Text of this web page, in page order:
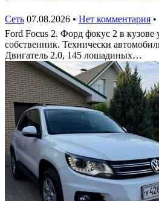
Сеть 07.08.2026 • Нет комментария •
Ford Focus 2. Форд фокус 2 в кузове
собственник. Технически
Двигатель 2.0, 145 лошадиных…